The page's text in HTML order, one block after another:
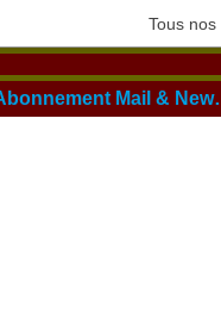
Tous